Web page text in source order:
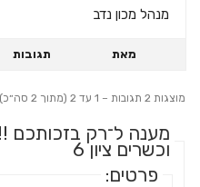
מנהל מכון נדב
מאת תגובות
מוצגות 2 תגובות – 1 עד 2 (מתוך 2 סה״כ)
וכשרים ציון 6
פרטים: